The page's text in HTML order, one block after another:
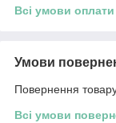
Всі умови оплати
Умови
Повернення
Всі умови